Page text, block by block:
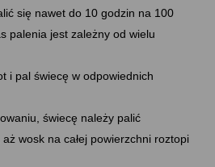
się nawet do 10 godzin na 100
palenia jest zależny od wielu
i pal świecę w odpowiednich
świecę należy palić
wosk na całej powierzchni roztopi